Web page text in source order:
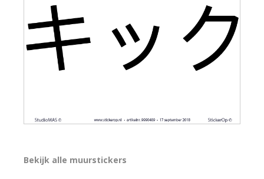
Bekijk alle muurstickers